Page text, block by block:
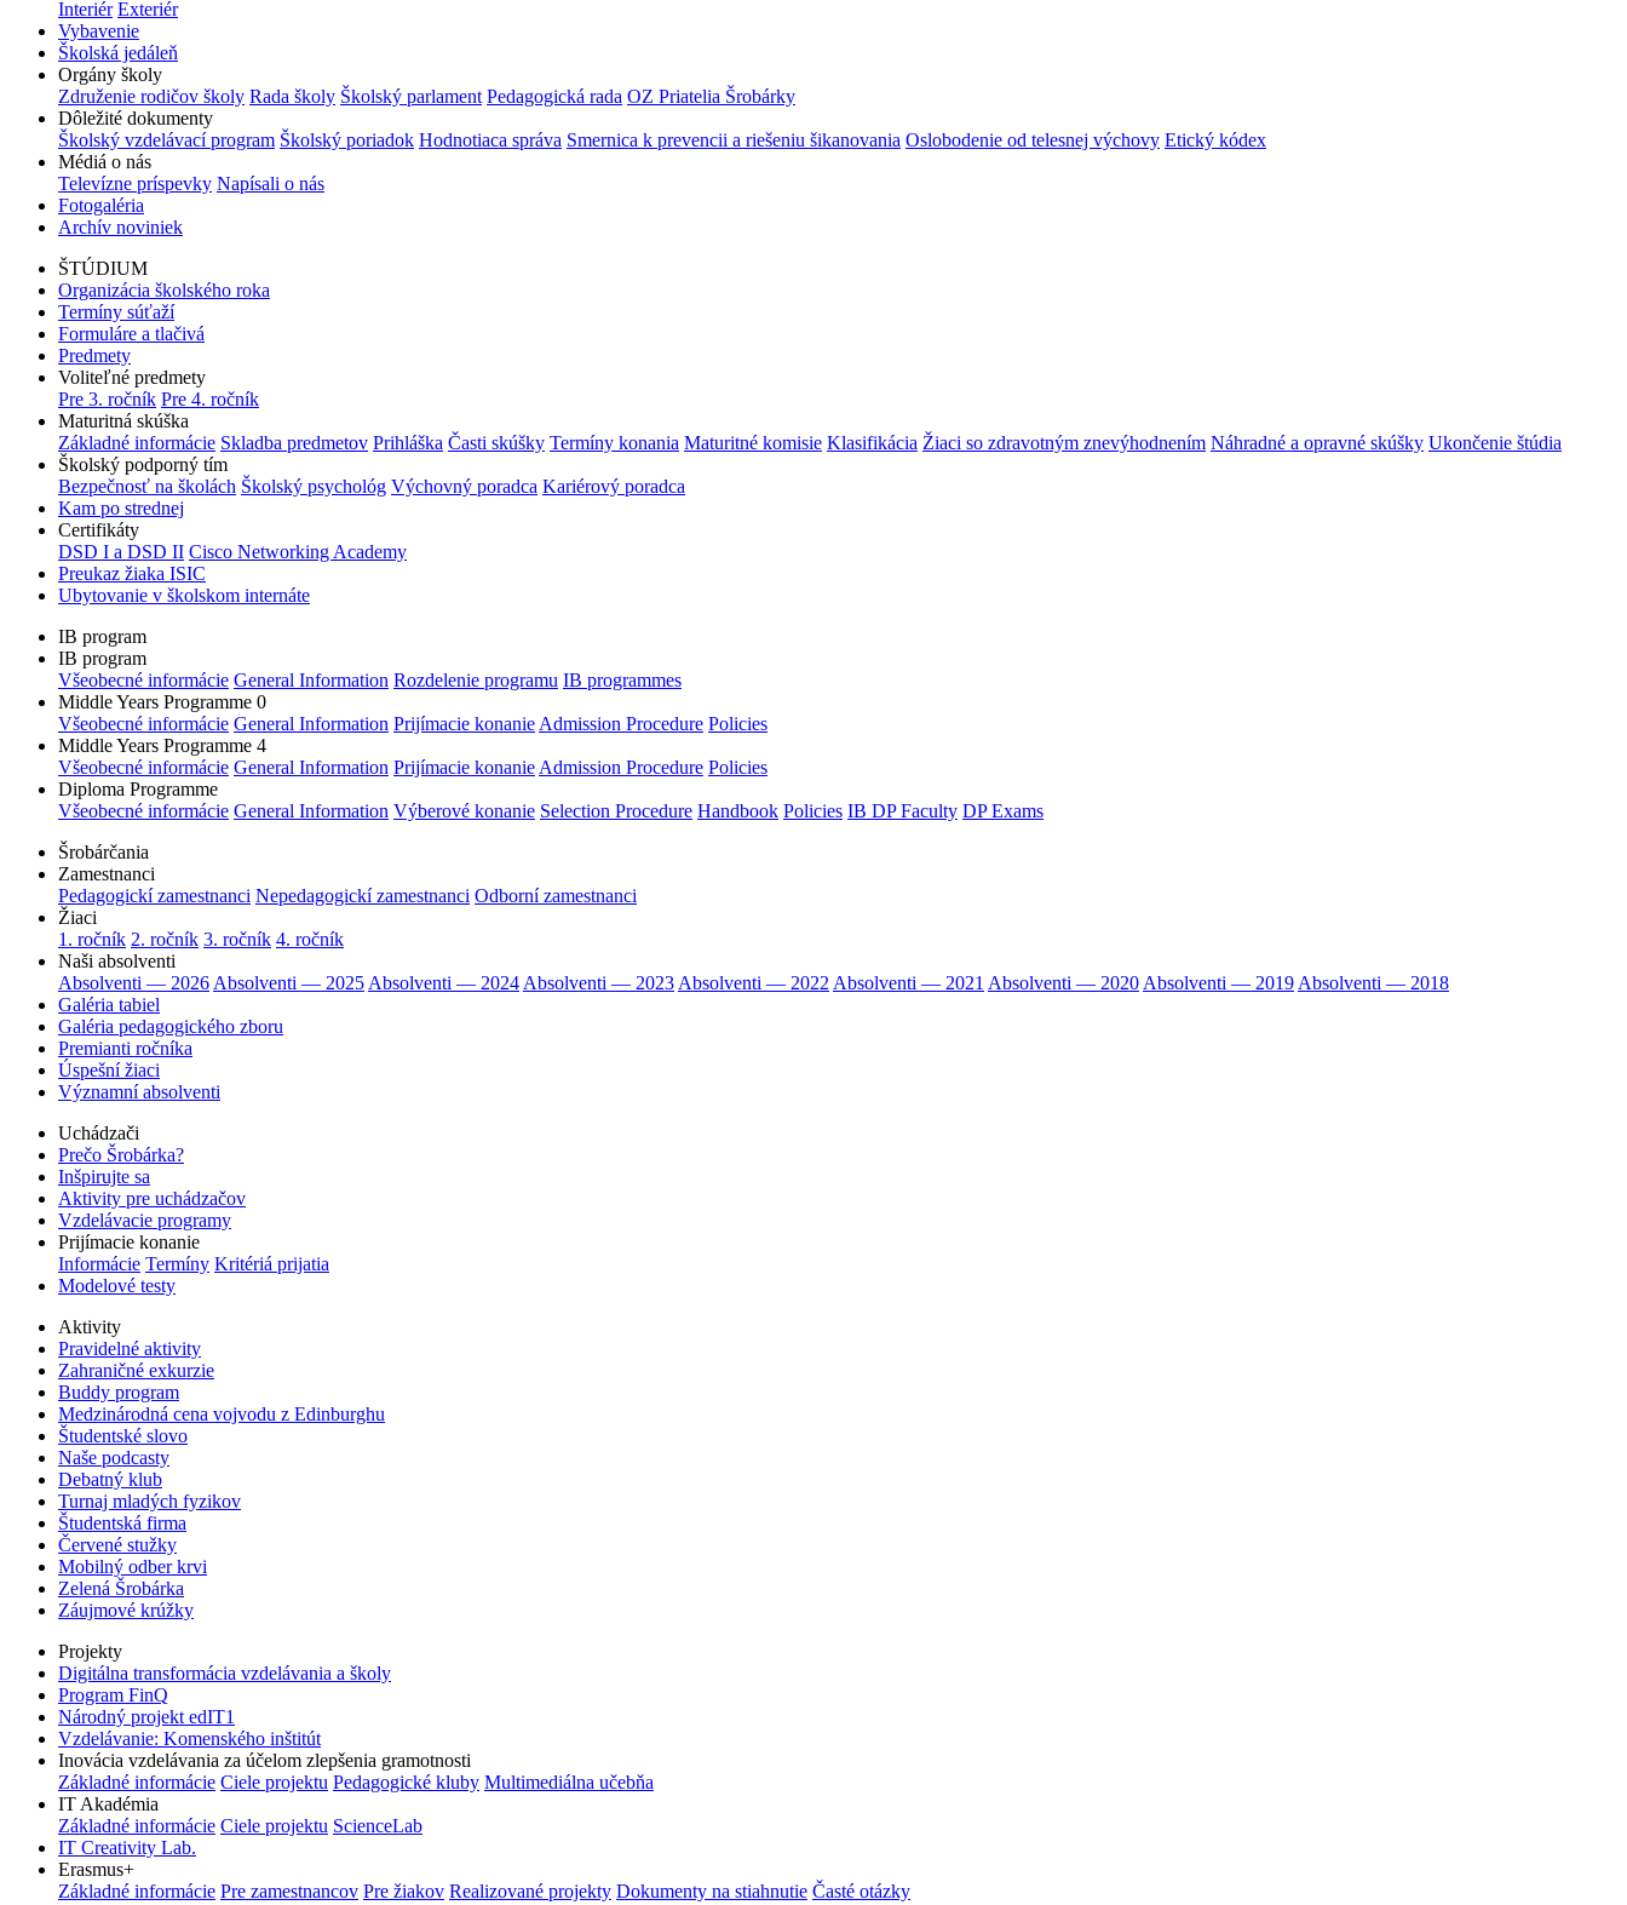
Interiér Exteriér
Vybavenie
Školská jedáleň
Orgány školy
Združenie rodičov školy Rada školy Školský parlament Pedagogická rada OZ Priatelia Šrobárky
Dôležité dokumenty
Školský vzdelávací program Školský poriadok Hodnotiaca správa Smernica k prevencii a riešeniu šikanovania Oslobodenie od telesnej výchovy Etický kódex
Médiá o nás
Televízne príspevky Napísali o nás
Fotogaléria
Archív noviniek
ŠTÚDIUM
Organizácia školského roka
Termíny súťaží
Formuláre a tlačivá
Predmety
Voliteľné predmety
Pre 3. ročník Pre 4. ročník
Maturitná skúška
Základné informácie Skladba predmetov Prihláška Časti skúšky Termíny konania Maturitné komisie Klasifikácia Žiaci so zdravotným znevýhodnením Náhradné a opravné skúšky Ukončenie štúdia
Školský podporný tím
Bezpečnosť na školách Školský psychológ Výchovný poradca Kariérový poradca
Kam po strednej
Certifikáty
DSD I a DSD II Cisco Networking Academy
Preukaz žiaka ISIC
Ubytovanie v školskom internáte
IB program
IB program
Všeobecné informácie General Information Rozdelenie programu IB programmes
Middle Years Programme 0
Všeobecné informácie General Information Prijímacie konanie Admission Procedure Policies
Middle Years Programme 4
Všeobecné informácie General Information Prijímacie konanie Admission Procedure Policies
Diploma Programme
Všeobecné informácie General Information Výberové konanie Selection Procedure Handbook Policies IB DP Faculty DP Exams
Šrobárčania
Zamestnanci
Pedagogickí zamestnanci Nepedagogickí zamestnanci Odborní zamestnanci
Žiaci
1. ročník 2. ročník 3. ročník 4. ročník
Naši absolventi
Absolventi — 2026 Absolventi — 2025 Absolventi — 2024 Absolventi — 2023 Absolventi — 2022 Absolventi — 2021 Absolventi — 2020 Absolventi — 2019 Absolventi — 2018
Galéria tabiel
Galéria pedagogického zboru
Premianti ročníka
Úspešní žiaci
Významní absolventi
Uchádzači
Prečo Šrobárka?
Inšpirujte sa
Aktivity pre uchádzačov
Vzdelávacie programy
Prijímacie konanie
Informácie Termíny Kritériá prijatia
Modelové testy
Aktivity
Pravidelné aktivity
Zahraničné exkurzie
Buddy program
Medzinárodná cena vojvodu z Edinburghu
Študentské slovo
Naše podcasty
Debatný klub
Turnaj mladých fyzikov
Študentská firma
Červené stužky
Mobilný odber krvi
Zelená Šrobárka
Záujmové krúžky
Projekty
Digitálna transformácia vzdelávania a školy
Program FinQ
Národný projekt edIT1
Vzdelávanie: Komenského inštitút
Inovácia vzdelávania za účelom zlepšenia gramotnosti
Základné informácie Ciele projektu Pedagogické kluby Multimediálna učebňa
IT Akadémia
Základné informácie Ciele projektu ScienceLab
IT Creativity Lab.
Erasmus+
Základné informácie Pre zamestnancov Pre žiakov Realizované projekty Dokumenty na stiahnutie Časté otázky